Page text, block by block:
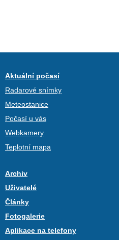
Aktuální počasí
Radarové snímky
Meteostanice
Počasí u vás
Webkamery
Teplotní mapa
Archiv
Uživatelé
Články
Fotogalerie
Aplikace na telefony